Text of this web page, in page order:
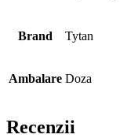
750ml
Brand Tytan
Ambalare Doza
Recenzii